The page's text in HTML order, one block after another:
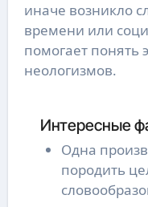
иначе возникло
времени или
помогает понять
неологизмов.
Интересные
Одна
породить